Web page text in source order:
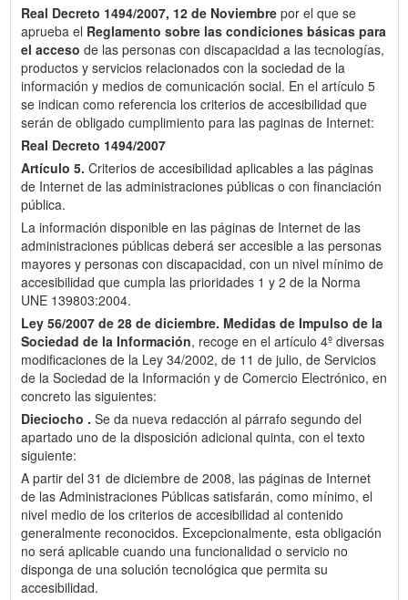
Real Decreto 1494/2007, 12 de Noviembre por el que se
aprueba el Reglamento sobre las condiciones básicas para
el acceso de las personas con discapacidad a las tecnologías,
productos y servicios relacionados con la sociedad de la
información y medios de comunicación social. En el artículo 5
se indican como referencia los criterios de accesibilidad que
serán de obligado cumplimiento para las paginas de Internet:
Real Decreto 1494/2007
Artículo 5. Criterios de accesibilidad aplicables a las páginas
de Internet de las administraciones públicas o con financiación
pública.
La información disponible en las páginas de Internet de las
administraciones públicas deberá ser accesible a las personas
mayores y personas con discapacidad, con un nivel mínimo de
accesibilidad que cumpla las prioridades 1 y 2 de la Norma
UNE 139803:2004.
Ley 56/2007 de 28 de diciembre. Medidas de Impulso de la
Sociedad de la Información, recoge en el artículo 4º diversas
modificaciones de la Ley 34/2002, de 11 de julio, de Servicios
de la Sociedad de la Información y de Comercio Electrónico, en
concreto las siguientes:
Dieciocho . Se da nueva redacción al párrafo segundo del
apartado uno de la disposición adicional quinta, con el texto
siguiente:
A partir del 31 de diciembre de 2008, las páginas de Internet
de las Administraciones Públicas satisfarán, como mínimo, el
nivel medio de los criterios de accesibilidad al contenido
generalmente reconocidos. Excepcionalmente, esta obligación
no será aplicable cuando una funcionalidad o servicio no
disponga de una solución tecnológica que permita su
accesibilidad.